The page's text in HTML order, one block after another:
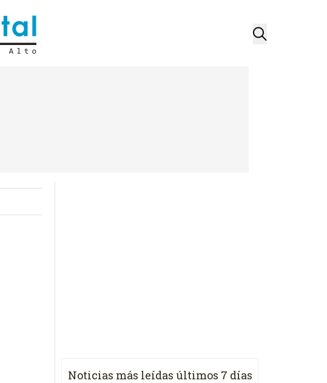
Noticias más leídas últimos 7 días